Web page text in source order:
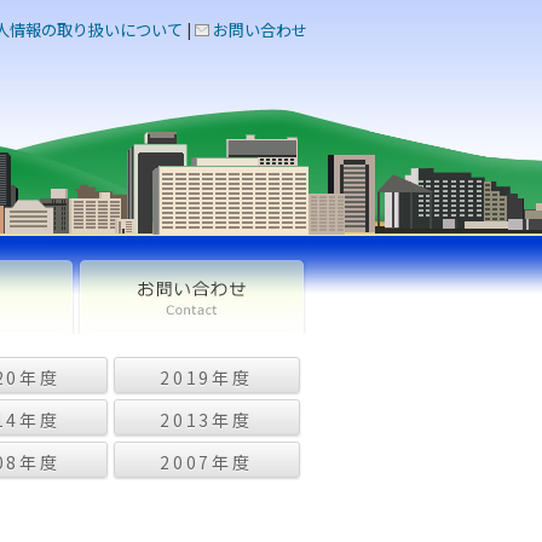
情報の取り扱いについて | お問い合わせ
年度
2019年度
年度
2013年度
年度
2007年度